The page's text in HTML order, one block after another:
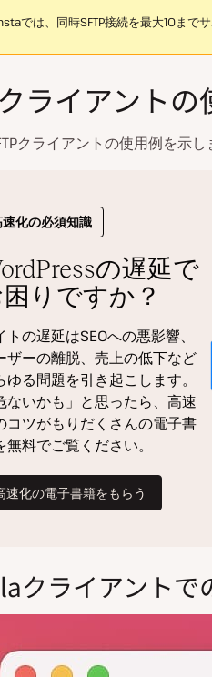
では、同時SFTP接続を最大10まで
ライアントの
クライアントの使用例を示し
クライアントで